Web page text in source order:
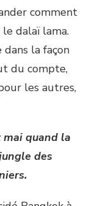
comment
dalaï lama.
la façon
du compte,
les autres,
quand la
des